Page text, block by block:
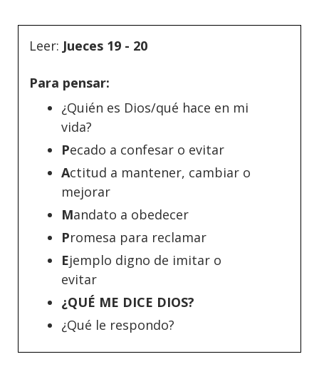
Leer: Jueces 19 - 20
Para pensar:
¿Quién es Dios/qué hace en mi
vida?
Pecado a confesar o evitar
Actitud a mantener, cambiar o
mejorar
Mandato a obedecer
Promesa para reclamar
Ejemplo digno de imitar o
evitar
¿QUÉ ME DICE DIOS?
¿Qué le respondo?